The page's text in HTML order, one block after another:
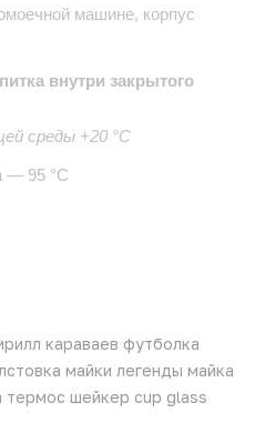
машине, корпус
внутри закрытого
среды +20 °С
— 95 °С
караваев футболка
майки легенды майка
термос шейкер cup glass